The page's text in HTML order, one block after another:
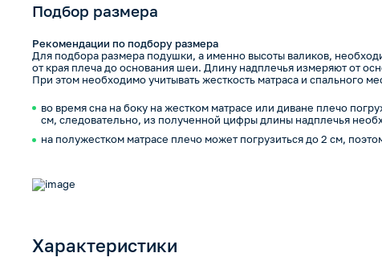
Подбор размера
Рекомендации по подбору размера
Для подбора размера подушки, а именно высоты валиков,
от края плеча до основания шеи. Длину надплечья измеряют от
При этом необходимо учитывать жесткость матраса и спального
во время сна на боку на жестком матрасе или диване плечо
см, следовательно, из полученной цифры длины надплечья
на полужестком матрасе плечо может погрузиться до 2 см,
Характеристики